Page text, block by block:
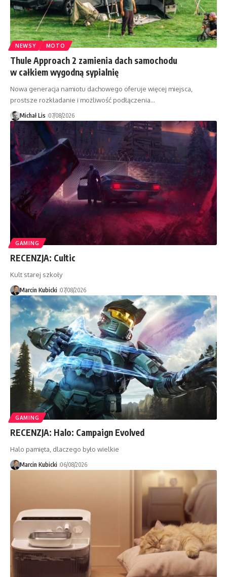
NEWSY MOTO
Thule Approach 2 zamienia dach samochodu
w całkiem wygodną sypialnię
Nowa generacja namiotu dachowego oferuje więcej miejsca,
prostsze rozkładanie i możliwość podłączenia…
Michał Lis 07/08/2026
GAMING
RECENZJA: Cultic
Kult starej szkoły
Marcin Kubicki 07/08/2026
GAMING
RECENZJA: Halo: Campaign Evolved
Halo pamięta, dlaczego było wielkie
Marcin Kubicki 06/08/2026